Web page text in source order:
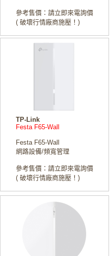
參考售價：請立即來電詢價
( 破壞行情廠商施壓！)
TP-Link
Festa F65-Wall
Festa F65-Wall
網路設備/頻寬管理
參考售價：請立即來電詢價
( 破壞行情廠商施壓！)